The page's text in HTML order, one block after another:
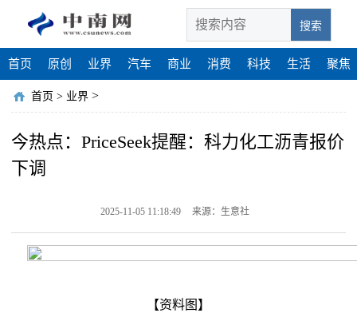
搜索
首页 原创 业界 汽车 商业 消费 科技 生活 聚焦
首页 > 业界 >
今热点：PriceSeek提醒：科力化工沥青报价
下调
2025-11-05 11:18:49 来源：生意社
【资料图】